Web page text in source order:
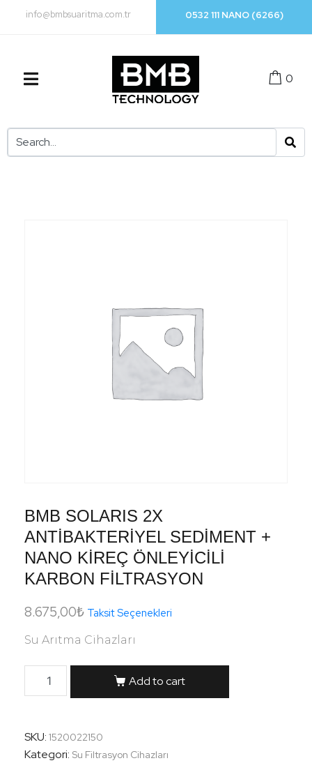
info@bmbsuaritma.com.tr 0532 111 NANO (6266)
0
BMB SOLARIS 2X
ANTİBAKTERİYEL SEDİMENT +
NANO KİREÇ ÖNLEYİCİLİ
KARBON FİLTRASYON
8.675,00₺ Taksit Seçenekleri
Su Arıtma Cihazları
Add to cart
SKU: 1520022150
Kategori: Su Filtrasyon Cihazları